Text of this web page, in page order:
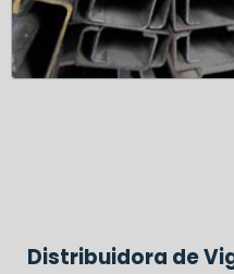
Distribuidora de